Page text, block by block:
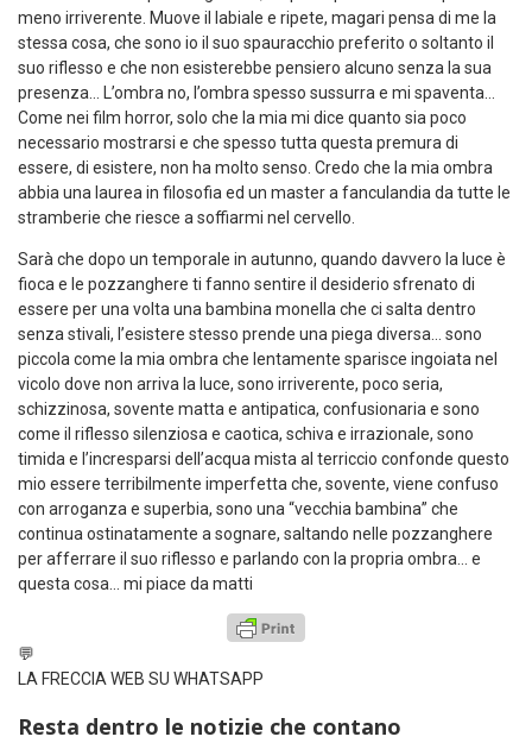
meno irriverente. Muove il labiale e ripete, magari pensa di me la
stessa cosa, che sono io il suo spauracchio preferito o soltanto il
suo riflesso e che non esisterebbe pensiero alcuno senza la sua
presenza… L’ombra no, l’ombra spesso sussurra e mi spaventa…
Come nei film horror, solo che la mia mi dice quanto sia poco
necessario mostrarsi e che spesso tutta questa premura di
essere, di esistere, non ha molto senso. Credo che la mia ombra
abbia una laurea in filosofia ed un master a fanculandia da tutte le
stramberie che riesce a soffiarmi nel cervello.
Sarà che dopo un temporale in autunno, quando davvero la luce è
fioca e le pozzanghere ti fanno sentire il desiderio sfrenato di
essere per una volta una bambina monella che ci salta dentro
senza stivali, l’esistere stesso prende una piega diversa… sono
piccola come la mia ombra che lentamente sparisce ingoiata nel
vicolo dove non arriva la luce, sono irriverente, poco seria,
schizzinosa, sovente matta e antipatica, confusionaria e sono
come il riflesso silenziosa e caotica, schiva e irrazionale, sono
timida e l’incresparsi dell’acqua mista al terriccio confonde questo
mio essere terribilmente imperfetta che, sovente, viene confuso
con arroganza e superbia, sono una “vecchia bambina” che
continua ostinatamente a sognare, saltando nelle pozzanghere
per afferrare il suo riflesso e parlando con la propria ombra… e
questa cosa… mi piace da matti
💬
LA FRECCIA WEB SU WHATSAPP
Resta dentro le notizie che contano